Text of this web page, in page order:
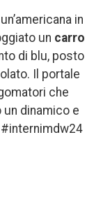
in
un carro
di blu, posto
Il portale
che
dinamico e